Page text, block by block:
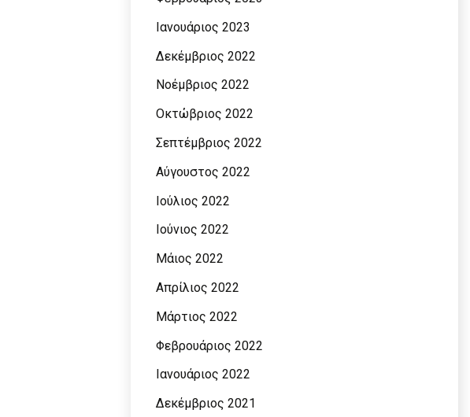
Ιανουάριος 2023
Δεκέμβριος 2022
Νοέμβριος 2022
Οκτώβριος 2022
Σεπτέμβριος 2022
Αύγουστος 2022
Ιούλιος 2022
Ιούνιος 2022
Μάιος 2022
Απρίλιος 2022
Μάρτιος 2022
Φεβρουάριος 2022
Ιανουάριος 2022
Δεκέμβριος 2021